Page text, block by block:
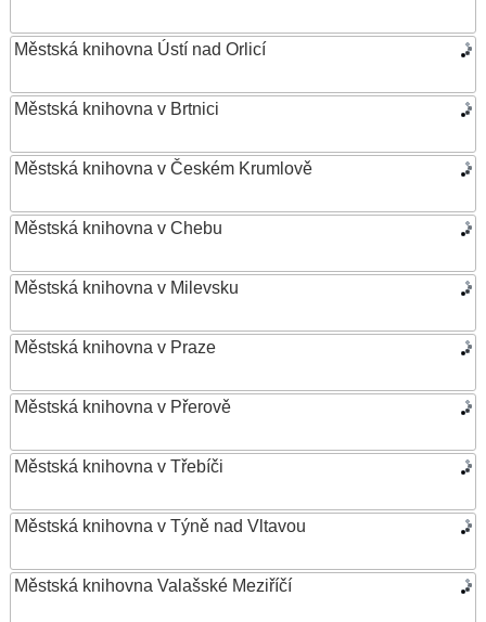
Městská knihovna Ústí nad Orlicí
Městská knihovna v Brtnici
Městská knihovna v Českém Krumlově
Městská knihovna v Chebu
Městská knihovna v Milevsku
Městská knihovna v Praze
Městská knihovna v Přerově
Městská knihovna v Třebíči
Městská knihovna v Týně nad Vltavou
Městská knihovna Valašské Meziříčí